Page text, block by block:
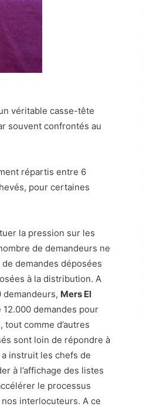
véritable casse-tête
souvent confrontés au
répartis entre 6
pour certaines
la pression sur les
de demandeurs ne
demandes déposées
à la distribution. A
demandeurs, Mers El
demandes pour
comme d’autres
sont loin de répondre à
instruit les chefs de
à l’affichage des listes
le processus
interlocuteurs. A ce